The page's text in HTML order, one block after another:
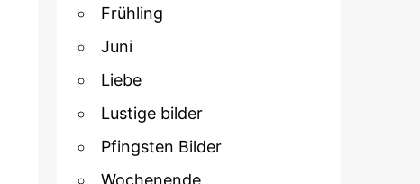
Frühling
Juni
Liebe
Lustige bilder
Pfingsten Bilder
Wochenende